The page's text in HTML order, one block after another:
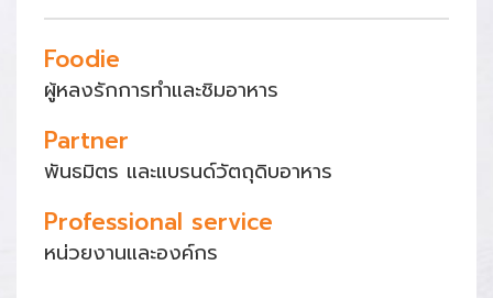
Foodie
ผู้หลงรักการทำและชิมอาหาร
Partner
พันธมิตร และแบรนด์วัตถุดิบอาหาร
Professional service
หน่วยงานและองค์กร